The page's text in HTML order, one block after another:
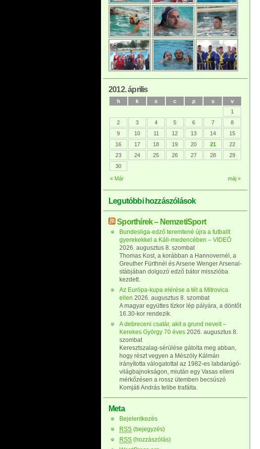
2012. április
h k s c p s v
« Már máj »
1
2
3 4 5 6 7
8
9
10 11 12 13 14
15
16
17 18 19 20 21
22
23
24 25 26 27 28
29
30
Legutóbbi hozzászólások
Sporthírek – NemzetiSport
Bundesliga-edző teremtené újra a futballt
gyerekekkel a Káli-medencében – VIDEÓ
2026. augusztus 8. szombat
Thomas Kost, a korábban a Hannovernél, a
Greuther Fürthnél és Arsene Wenger Arsenal-
stábjában dolgozó edző bátor misszióba
kezdett.
Az Európa-kupa elérése a tét a Mitrovica
ellen 2026. augusztus 8. szombat
A magyar együttes tízkor lép pályára, a döntőt
16.30-kor rendezik.
A debreceni csatár, akit a grund nevelt –
Kerekes György 70 éves 2026. augusztus 8.
szombat
Keresztszalag-sérülése gátolta meg abban,
hogy részt vegyen a Mészöly Kálmán
irányította válogatottal az 1982-es labdarúgó-
világbajnokságon, miután egy Vasas elleni
mérkőzésen a rossz ütemben becsúszó
Komjáti András telibe trafálta.
Meta
Bejelentkezés
RSS (bejegyzés)
RSS (hozzászólás)